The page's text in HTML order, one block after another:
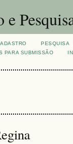
PESQUISA
PARA SUBMISSÃO